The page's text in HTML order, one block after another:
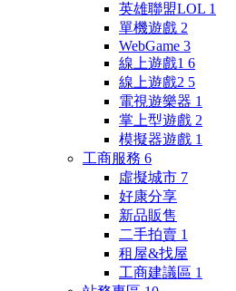
英雄聯盟LOL 1
單機遊戲 2
WebGame 3
線上遊戲1 6
線上遊戲2 5
電視遊樂器 1
掌上型遊戲 2
模擬器遊戲 1
工商服務 6
虛擬城市 7
好康分享
新品販售
二手拍賣 1
租屋&找屋
工商建議區 1